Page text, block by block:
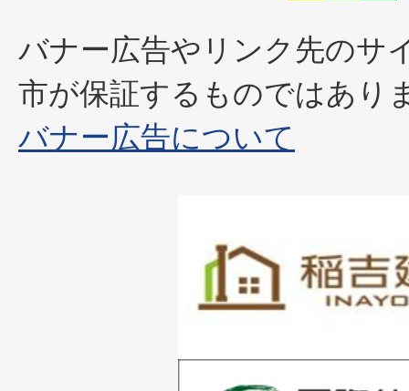
バナー広告やリンク先のサ
市が保証するものではあり
バナー広告について
枚
目